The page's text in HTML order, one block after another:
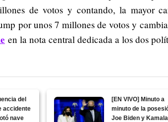
de votos y contando, la mayor
por unos 7 millones de votos y
en la nota central dedicada a los dos
del
accidente
nave
[EN VIVO] Minuto a
minuto de la
Joe Biden y Kamala